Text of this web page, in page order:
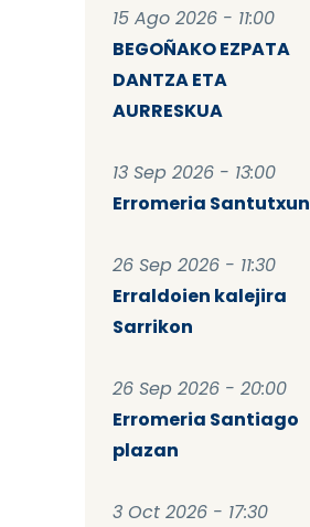
15 Ago 2026 - 11:00
BEGOÑAKO EZPATA
DANTZA ETA
AURRESKUA
13 Sep 2026 - 13:00
Erromeria Santutxun
26 Sep 2026 - 11:30
Erraldoien kalejira
Sarrikon
26 Sep 2026 - 20:00
Erromeria Santiago
plazan
3 Oct 2026 - 17:30